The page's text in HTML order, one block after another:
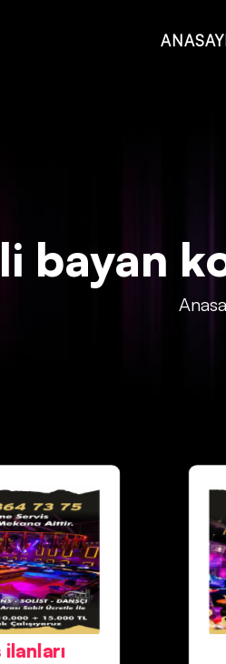
to parameter #1 ($json) of type
bayan